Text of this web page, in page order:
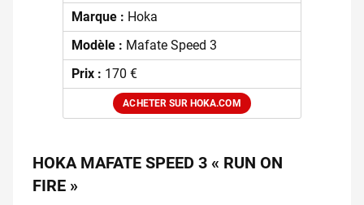
Marque : Hoka
Modèle : Mafate Speed 3
Prix : 170 €
ACHETER SUR HOKA.COM
HOKA MAFATE SPEED 3 « RUN ON
FIRE »